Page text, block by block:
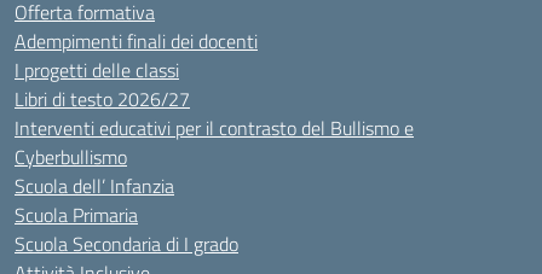
Offerta formativa
Adempimenti finali dei docenti
I progetti delle classi
Libri di testo 2026/27
Interventi educativi per il contrasto del Bullismo e
Cyberbullismo
Scuola dell’ Infanzia
Scuola Primaria
Scuola Secondaria di I grado